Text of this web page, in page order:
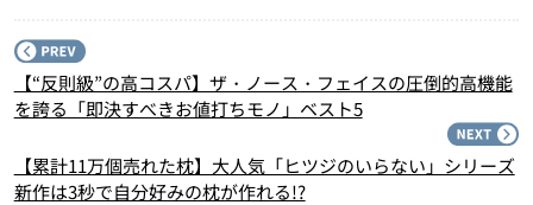
【“反則級”の高コスパ】ザ・ノース・フェイスの圧倒的高機能
を誇る「即決すべきお値打ちモノ」ベスト5
【累計11万個売れた枕】大人気「ヒツジのいらない」シリーズ
新作は3秒で自分好みの枕が作れる!?